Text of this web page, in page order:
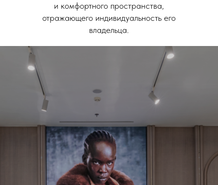
и комфортного пространства,
отражающего индивидуальность его
владельца.